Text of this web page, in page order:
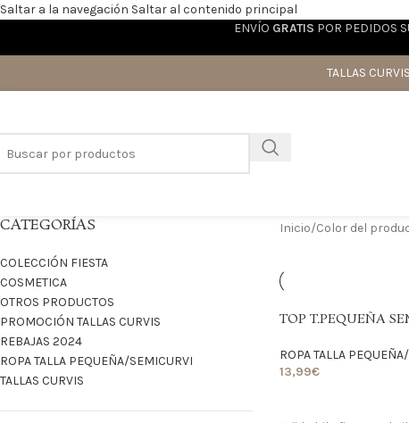
Saltar a la navegación Saltar al contenido principal
ENVÍO GRATIS POR PEDIDOS
TALLAS CURVIS
CATEGORÍAS
COLECCIÓN FIESTA
COSMETICA
OTROS PRODUCTOS
PROMOCIÓN TALLAS CURVIS
REBAJAS 2024
ROPA TALLA PEQUEÑA/SEMICURVI
TALLAS CURVIS
Inicio/Color del
TOP T.PEQUEÑA
ROPA TALLA
13,99€